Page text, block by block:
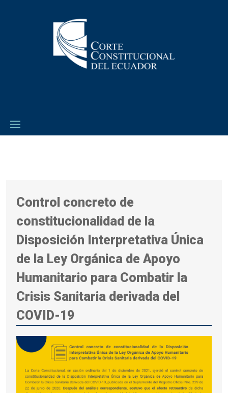
Control concreto de
constitucionalidad de la
Disposición Interpretativa Única
de la Ley Orgánica de Apoyo
Humanitario para Combatir la
Crisis Sanitaria derivada del
COVID-19